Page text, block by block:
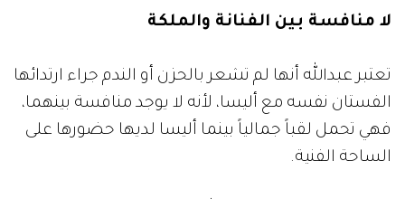
لا منافسة بين الفنانة والملكة
تعتبر عبدالله أنها لم تشعر بالحزن أو الندم جراء ارتدائها
الفستان نفسه مع أليسا، لأنه لا يوجد منافسة بينهما،
فهي تحمل لقباً جمالياً بينما أليسا لديها حضورها على
الساحة الفنية.